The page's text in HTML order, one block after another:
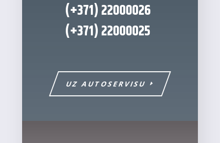
(+371) 22000026
(+371)22000025
UZ AUTOSERVISU